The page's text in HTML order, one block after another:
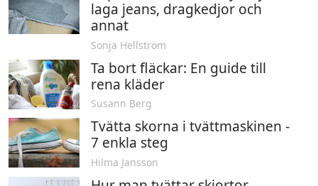
laga jeans, dragkedjor och
annat
Sonja Hellström
Ta bort fläckar: En guide till
rena kläder
Susann Berg
Tvätta skorna i tvättmaskinen -
7 enkla steg
Hilma Jansson